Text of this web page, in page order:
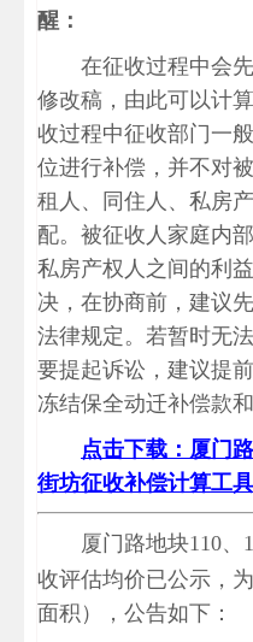
醒：
在征收过程中会
修改稿，由此可以计
收过程中征收部门一
位进行补偿，并不对
租人、同住人、私房
配。被征收人家庭内
私房产权人之间的利
决，在协商前，建议
法律规定。若暂时无
要提起诉讼，建议提
冻结保全动迁补偿款
点击下载：厦门
街坊征收补偿计算工
厦门路地块110、
收评估均价已公示，为
面积），公告如下：